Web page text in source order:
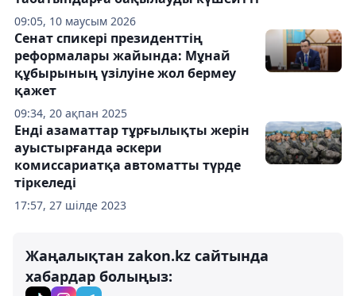
09:05, 10 маусым 2026
09:34, 20 ақпан 2025
Сенат спикері президенттің
реформалары жайында: Мұнай
құбырының үзілуіне жол бермеу
қажет
17:57, 27 шілде 2023
Енді азаматтар тұрғылықты жерін
ауыстырғанда әскери
комиссариатқа автоматты түрде
тіркеледі
Жаңалықтан zakon.kz сайтында
хабардар болыңыз: